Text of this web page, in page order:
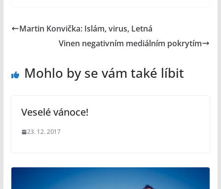
Martin Konvička: Islám, virus, Letná
Vinen negativním mediálním pokrytím
Mohlo by se vám také líbit
Veselé vánoce!
23. 12. 2017